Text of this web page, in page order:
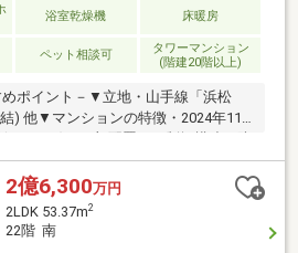
「浜松町」駅歩2分■東京モノレール
3分■浅草線、大江戸線「大門」駅歩4
浴室乾燥機 床暖房
ペット相談可
タワーマンション
(階建20階以上)
めポイント－▼立地・山手線「浜松
) 他▼マンションの特徴・2024年11
(HiDAX-e)を一部配置した制振構造・防
～46階に設置・24時間ゴミ出し可・
、多彩な共用施設有(一部有料)▼住戸
フローリング仕様・収納付・LD・主寝
2.7m・リビングを見渡せる対面式キッ
育可(規約有)▼設備・床暖房・食洗機
2億6,300万円
2LDK 53.37m2
22階 南